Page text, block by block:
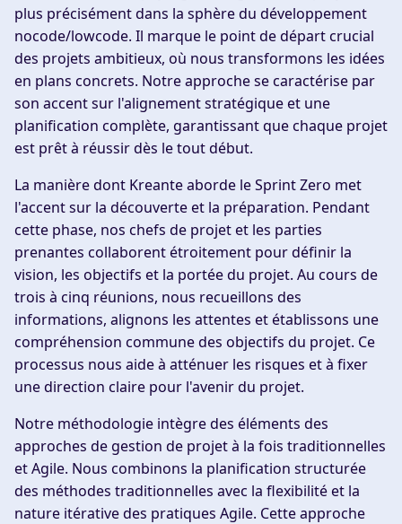
plus précisément dans la sphère du développement
nocode/lowcode. Il marque le point de départ crucial
des projets ambitieux, où nous transformons les idées
en plans concrets. Notre approche se caractérise par
son accent sur l'alignement stratégique et une
planification complète, garantissant que chaque projet
est prêt à réussir dès le tout début.
La manière dont Kreante aborde le Sprint Zero met
l'accent sur la découverte et la préparation. Pendant
cette phase, nos chefs de projet et les parties
prenantes collaborent étroitement pour définir la
vision, les objectifs et la portée du projet. Au cours de
trois à cinq réunions, nous recueillons des
informations, alignons les attentes et établissons une
compréhension commune des objectifs du projet. Ce
processus nous aide à atténuer les risques et à fixer
une direction claire pour l'avenir du projet.
Notre méthodologie intègre des éléments des
approches de gestion de projet à la fois traditionnelles
et Agile. Nous combinons la planification structurée
des méthodes traditionnelles avec la flexibilité et la
nature itérative des pratiques Agile. Cette approche